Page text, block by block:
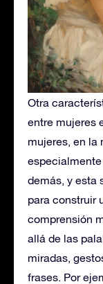
Otra
entre mujeres
mujeres, en la
demás, y esta
para construir
comprensión
allá de las
miradas,
frases. Por